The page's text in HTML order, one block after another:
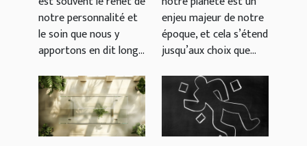
votre routine
de beauté
notre personnalité et
le soin que nous y
apportons en dit long...
voyage éco-
responsable
enjeu majeur de notre
époque, et cela s’étend
jusqu’aux choix que...